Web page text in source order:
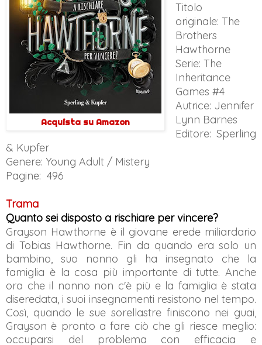
Acquista su Amazon
Titolo
originale: The
Brothers
Hawthorne
Serie: The
Inheritance
Games #4
Autrice: Jennifer
Lynn Barnes
Editore: Sperling
& Kupfer
Genere: Young Adult / Mistery
Pagine: 496
Trama
Quanto sei disposto a rischiare per vincere?
Grayson Hawthorne è il giovane erede miliardario
di Tobias Hawthorne. Fin da quando era solo un
bambino, suo nonno gli ha insegnato che la
famiglia è la cosa più importante di tutte. Anche
ora che il nonno non c'è più e la famiglia è stata
diseredata, i suoi insegnamenti resistono nel tempo.
Così, quando le sue sorellastre finiscono nei guai,
Grayson è pronto a fare ciò che gli riesce meglio:
occuparsi del problema con efficacia e